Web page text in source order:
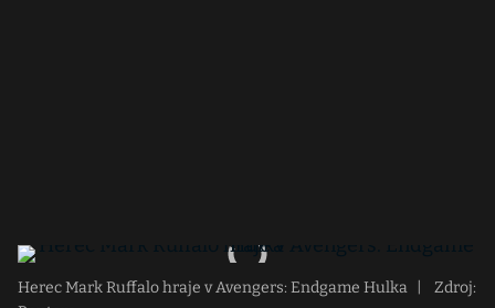
Herec Mark Ruffalo hraje v Avengers: Endgame Hulka
Zdroj: